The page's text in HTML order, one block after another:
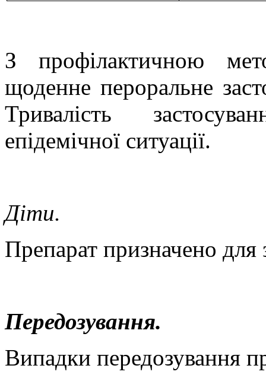
З профілактичною
щоденне пероральне
Тривалість
епідемічної ситуації.
Діти.
Препарат призначено для
Передозування.
Випадки передозування